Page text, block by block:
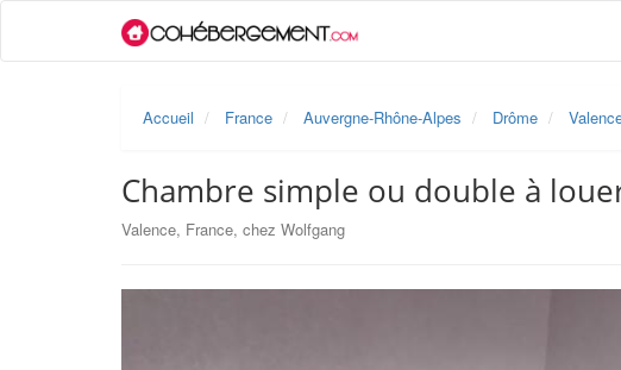
Accueil France Auvergne-Rhône-Alpes Drôme
Chambre simple ou double à
Valence, France, chez Wolfgang